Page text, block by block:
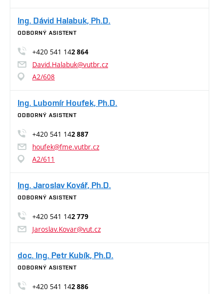
Ing. Dávid Halabuk, Ph.D.
ODBORNÝ ASISTENT
+420 541 142 864
David.Halabuk@vutbr.cz
A2/608
Ing. Lubomír Houfek, Ph.D.
ODBORNÝ ASISTENT
+420 541 142 887
houfek@fme.vutbr.cz
A2/611
Ing. Jaroslav Kovář, Ph.D.
ODBORNÝ ASISTENT
+420 541 142 779
Jaroslav.Kovar@vut.cz
doc. Ing. Petr Kubík, Ph.D.
ODBORNÝ ASISTENT
+420 541 142 886